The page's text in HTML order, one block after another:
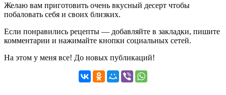
Желаю вам приготовить очень вкусный десерт чтобы
побаловать себя и своих близких.
Если понравились рецепты — добавляйте в закладки, пишите
комментарии и нажимайте кнопки социальных сетей.
На этом у меня все! До новых публикаций!